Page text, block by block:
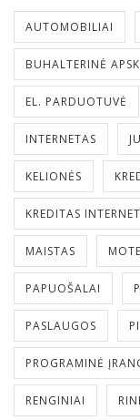
AUTOMOBILIAI
BUHALTERINĖ
EL. PARDUOTUVĖ
INTERNETAS
KELIONĖS
KREDITAS
MAISTAS
PAPUOŠALAI
PASLAUGOS
PROGRAMINĖ
RENGINIAI